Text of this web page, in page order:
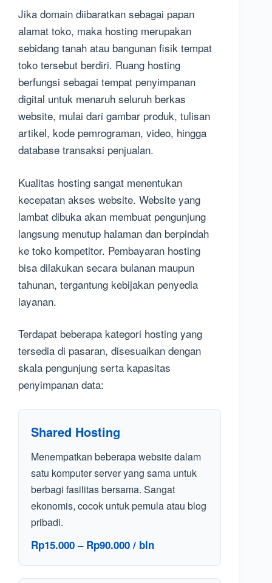
Jika domain diibaratkan sebagai papan
alamat toko, maka hosting merupakan
sebidang tanah atau bangunan fisik tempat
toko tersebut berdiri. Ruang hosting
berfungsi sebagai tempat penyimpanan
digital untuk menaruh seluruh berkas
website, mulai dari gambar produk, tulisan
artikel, kode pemrograman, video, hingga
database transaksi penjualan.
Kualitas hosting sangat menentukan
kecepatan akses website. Website yang
lambat dibuka akan membuat pengunjung
langsung menutup halaman dan berpindah
ke toko kompetitor. Pembayaran hosting
bisa dilakukan secara bulanan maupun
tahunan, tergantung kebijakan penyedia
layanan.
Terdapat beberapa kategori hosting yang
tersedia di pasaran, disesuaikan dengan
skala pengunjung serta kapasitas
penyimpanan data:
Shared Hosting
Menempatkan beberapa website dalam
satu komputer server yang sama untuk
berbagi fasilitas bersama. Sangat
ekonomis, cocok untuk pemula atau blog
pribadi.
Rp15.000 – Rp90.000 / bln